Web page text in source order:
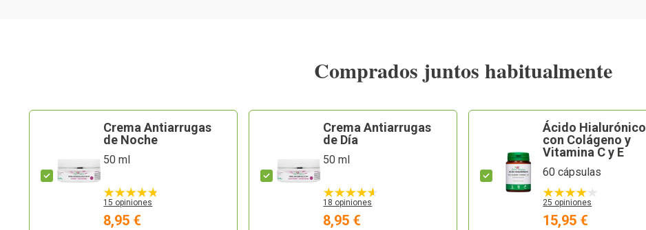
Comprados juntos habitualmente
Crema Antiarrugas
de Noche
50 ml
15 opiniones
8,95 €
Crema Antiarrugas
de Día
50 ml
18 opiniones
8,95 €
Ácido Hialurónico
con Colágeno y
Vitamina C y E
60 cápsulas
25 opiniones
15,95 €